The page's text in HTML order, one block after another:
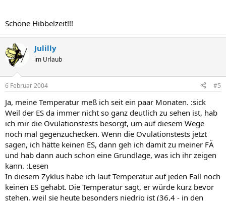
Schöne Hibbelzeit!!!
Julilly
im Urlaub
6 Februar 2004 #5
Ja, meine Temperatur meß ich seit ein paar Monaten. :sick
Weil der ES da immer nicht so ganz deutlich zu sehen ist, hab
ich mir die Ovulationstests besorgt, um auf diesem Wege
noch mal gegenzuchecken. Wenn die Ovulationstests jetzt
sagen, ich hätte keinen ES, dann geh ich damit zu meiner FÄ
und hab dann auch schon eine Grundlage, was ich ihr zeigen
kann. :Lesen
In diesem Zyklus habe ich laut Temperatur auf jeden Fall noch
keinen ES gehabt. Die Temperatur sagt, er würde kurz bevor
stehen, weil sie heute besonders niedrig ist (36,4 - in den